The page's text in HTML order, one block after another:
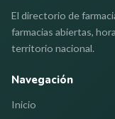
El directorio de
farmacias abiertas,
territorio nacional.
Navegación
Inicio